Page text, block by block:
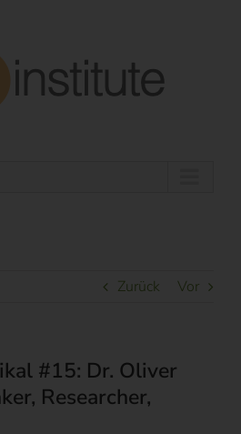
Zurück Vor
#15: Dr. Oliver
Researcher,